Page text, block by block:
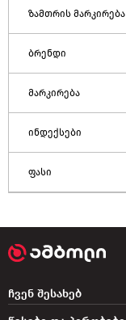
ზამთრის მარკირება
ბრენდი
მარკირება
ინდექსები
ფასი
ჩვენ შესახებ